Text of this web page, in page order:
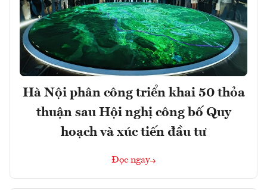
Hà Nội phân công triển khai 50 thỏa
thuận sau Hội nghị công bố Quy
hoạch và xúc tiến đầu tư
Đọc ngay